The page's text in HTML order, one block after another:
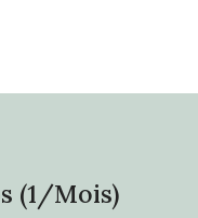
(1/mois)